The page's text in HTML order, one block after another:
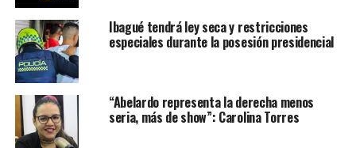
Ibagué tendrá ley seca y restricciones
especiales durante la posesión presidencial
“Abelardo representa la derecha menos
seria, más de show”: Carolina Torres